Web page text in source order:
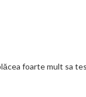
foarte mult sa